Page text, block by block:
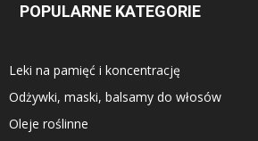
POPULARNE KATEGORIE
Leki na pamięć i koncentrację
Odżywki, maski, balsamy do włosów
Oleje roślinne